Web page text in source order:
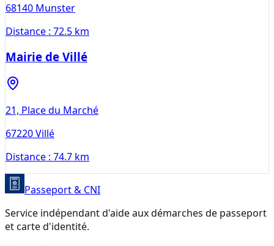
68140 Munster
Distance : 72.5 km
Mairie de Villé
21, Place du Marché
67220Villé
Distance : 74.7 km
Passeport & CNI
Service indépendant d'aide aux démarches de passeport
et carte d'identité.